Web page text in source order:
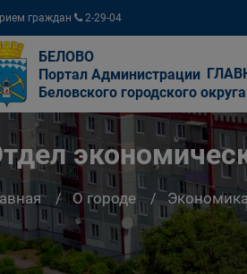
граждан 2-29-04
БЕЛОВО
Портал Администрации
Беловского городского округа
О городе